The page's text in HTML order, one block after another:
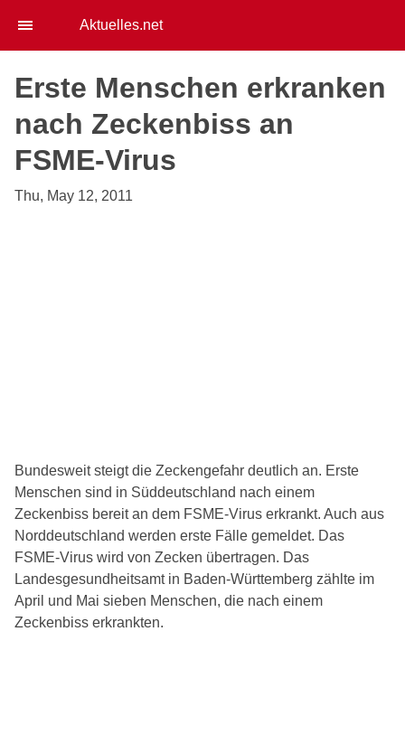
Aktuelles.net
Erste Menschen erkranken
nach Zeckenbiss an
FSME-Virus
Thu, May 12, 2011
Bundesweit steigt die Zeckengefahr deutlich an. Erste
Menschen sind in Süddeutschland nach einem
Zeckenbiss bereit an dem FSME-Virus erkrankt. Auch aus
Norddeutschland werden erste Fälle gemeldet. Das
FSME-Virus wird von Zecken übertragen. Das
Landesgesundheitsamt in Baden-Württemberg zählte im
April und Mai sieben Menschen, die nach einem
Zeckenbiss erkrankten.